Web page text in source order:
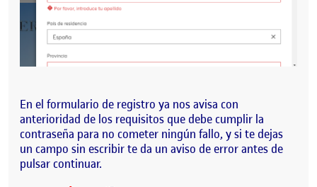
En el formulario de registro ya nos avisa con
anterioridad de los requisitos que debe cumplir la
contraseña para no cometer ningún fallo, y si te dejas
un campo sin escribir te da un aviso de error antes de
pulsar continuar.